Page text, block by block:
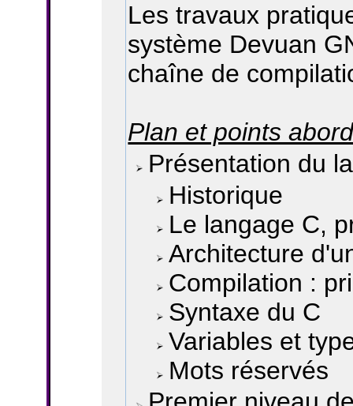
Les travaux
système Devuan
chaîne de
Plan et points
Présentation du
Historique
Le langage C,
Architecture
Compilation :
Syntaxe du C
Variables et
Mots réservés